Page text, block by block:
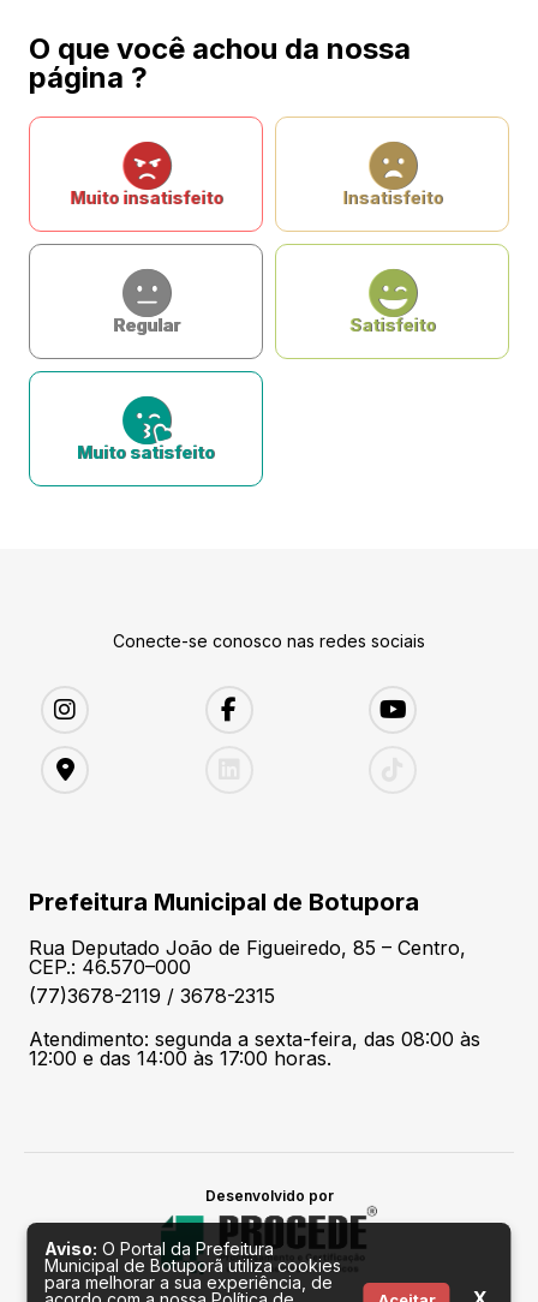
O que você achou da nossa
página ?
Muito insatisfeito Insatisfeito
Regular Satisfeito
Muito satisfeito
Conecte-se conosco nas redes sociais
Prefeitura Municipal de Botupora
Rua Deputado João de Figueiredo, 85 – Centro,
CEP.: 46.570–000
(77)3678-2119 / 3678-2315
Atendimento: segunda a sexta-feira, das 08:00 às
12:00 e das 14:00 às 17:00 horas.
Desenvolvido por
Aviso: O Portal da Prefeitura
Municipal de Botuporã utiliza cookies
para melhorar a sua experiência, de